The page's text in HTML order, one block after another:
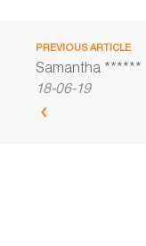
PREVIOUS ARTICLE
Samantha ******
18-06-19